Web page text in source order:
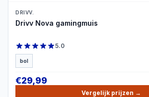
DRIVV.
Drivv Nova gamingmuis
5.0
bol
€29,99
Vergelijk prijzen →